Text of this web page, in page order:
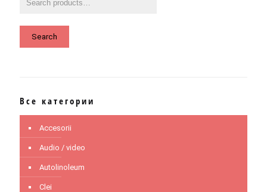
Search
Все категории
Accesorii
Audio / video
Autolinoleum
Clei